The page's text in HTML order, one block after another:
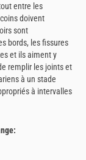
entre les
doivent
sont
bords, les fissures
et ils aiment y
remplir les joints et
à un stade
à intervalles